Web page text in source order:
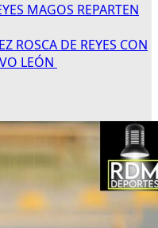
MAGOS REPARTEN
ROSCA DE REYES CON
LEÓN